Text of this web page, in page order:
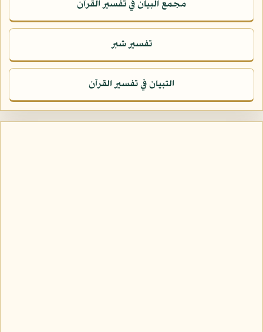
مجمع البيان في تفسير القرآن
تفسير شبر
التبيان في تفسير القرآن